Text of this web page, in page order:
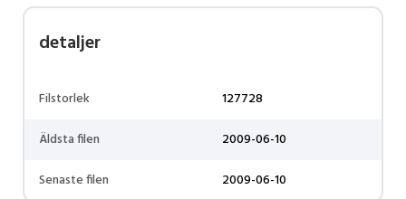
detaljer
Filstorlek
127728
Äldsta filen
2009-06-10
Senaste filen
2009-06-10